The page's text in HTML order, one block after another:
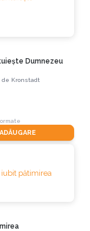
Dumnezeu
de Kronstadt
ADĂUGARE